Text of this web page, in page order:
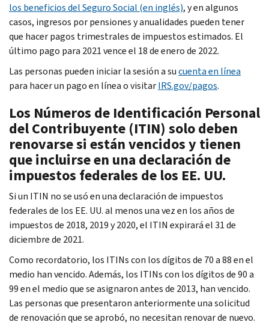
los beneficios del Seguro Social (en inglés), y en algunos
casos, ingresos por pensiones y anualidades pueden tener
que hacer pagos trimestrales de impuestos estimados. El
último pago para 2021 vence el 18 de enero de 2022.
Las personas pueden iniciar la sesión a sucuenta en línea
para hacer un pago en línea o visitarIRS.gov/pagos.
Los Números de Identificación Personal
del Contribuyente (ITIN) solo deben
renovarse si están vencidos y tienen
que incluirse en una declaración de
impuestos federales de los EE. UU.
Si un ITIN no se usó en una declaración de impuestos
federales de los EE. UU. al menos una vez en los años de
impuestos de 2018, 2019 y 2020, el ITIN expirará el 31 de
diciembre de 2021.
Como recordatorio, los ITINs con los dígitos de 70 a 88 en el
medio han vencido. Además, los ITINs con los dígitos de 90 a
99 en el medio que se asignaron antes de 2013, han vencido.
Las personas que presentaron anteriormente una solicitud
de renovación que se aprobó, no necesitan renovar de nuevo.